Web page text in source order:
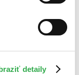
detaily